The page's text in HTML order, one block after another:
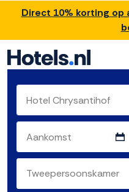
Direct 10% korting op